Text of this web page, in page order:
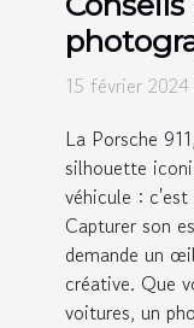
Porsche
15 février
La Porsche
silhouette
véhicule :
Capturer son
demande un
créative. Que
voitures, un